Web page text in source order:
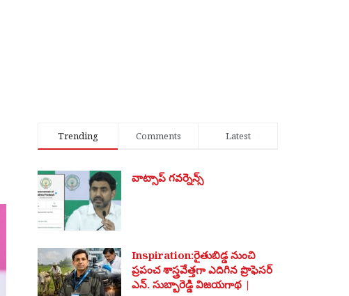
Trending Comments Latest
వాట్సాప్ గవర్నెన్స్
Inspiration:రైతుబిడ్డ నుంచి
ప్రపంచ శాస్త్రవేత్తగా ఎదిగిన ప్రొఫెసర్
ఎన్. సుబ్బారెడ్డి విజయగాథ |